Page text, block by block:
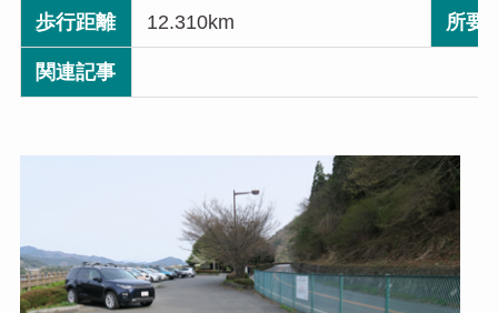
歩行距離 12.310km 所要
関連記事